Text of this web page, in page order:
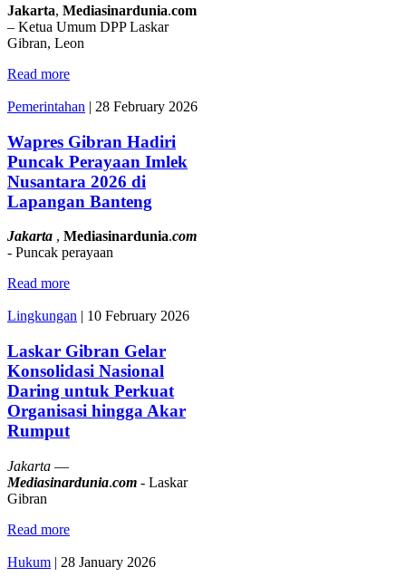
Jakarta, Mediasinardunia.com
– Ketua Umum DPP Laskar
Gibran, Leon
Read more
Pemerintahan | 28 February 2026
Wapres Gibran Hadiri
Puncak Perayaan Imlek
Nusantara 2026 di
Lapangan Banteng
Jakarta , Mediasinardunia.com
- Puncak perayaan
Read more
Lingkungan | 10 February 2026
Laskar Gibran Gelar
Konsolidasi Nasional
Daring untuk Perkuat
Organisasi hingga Akar
Rumput
Jakarta —
Mediasinardunia.com - Laskar
Gibran
Read more
Hukum | 28 January 2026